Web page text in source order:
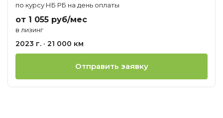
по курсу НБ РБ на день оплаты
от 1 055 руб/мес
в лизинг
2023 г. · 21 000 км
Отправить заявку